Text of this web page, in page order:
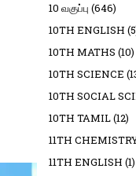
10 வகுப்பு (646)
10TH ENGLISH
10TH MATHS (10)
10TH SCIENCE
10TH SOCIAL
10TH TAMIL(12)
11TH
11TH ENGLISH (1)